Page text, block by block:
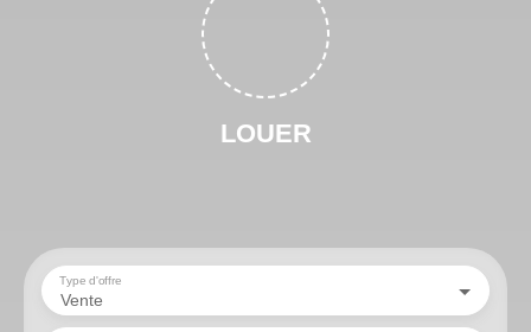
LOUER
Vente
Type d'offre